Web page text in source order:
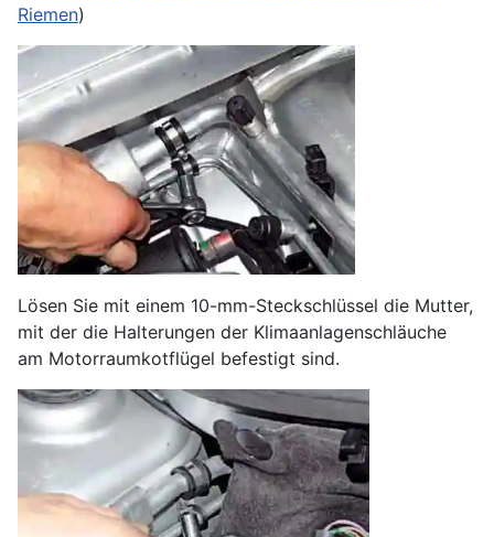
Riemen)
Lösen Sie mit einem 10-mm-Steckschlüssel die Mutter,
mit der die Halterungen der Klimaanlagenschläuche
am Motorraumkotflügel befestigt sind.